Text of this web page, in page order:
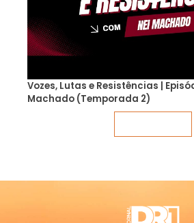
Vozes, Lutas e Resistências |
Machado (Temporada 2)